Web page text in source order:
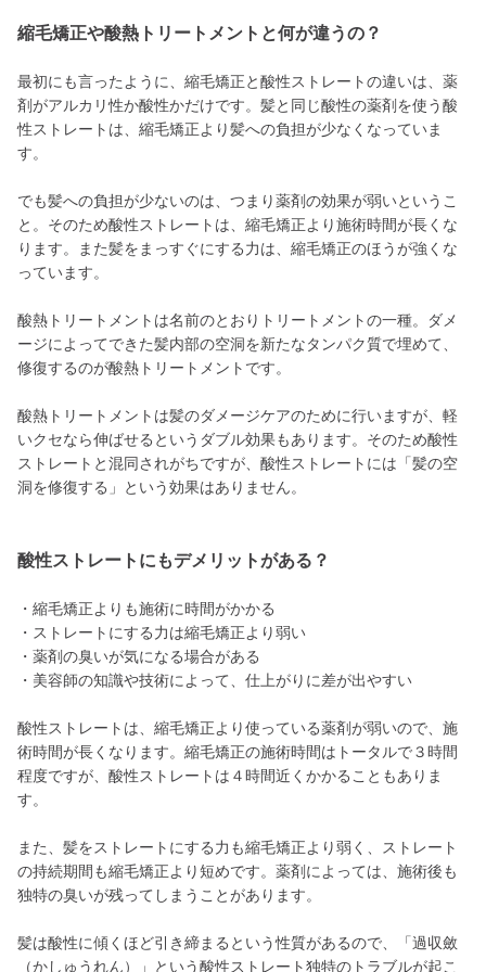
縮毛矯正や酸熱トリートメントと何が違うの？
最初にも言ったように、縮毛矯正と酸性ストレートの違いは、薬
剤がアルカリ性か酸性かだけです。髪と同じ酸性の薬剤を使う酸
性ストレートは、縮毛矯正より髪への負担が少なくなっていま
す。
でも髪への負担が少ないのは、つまり薬剤の効果が弱いというこ
と。そのため酸性ストレートは、縮毛矯正より施術時間が長くな
ります。また髪をまっすぐにする力は、縮毛矯正のほうが強くな
っています。
酸熱トリートメントは名前のとおりトリートメントの一種。ダメ
ージによってできた髪内部の空洞を新たなタンパク質で埋めて、
修復するのが酸熱トリートメントです。
酸熱トリートメントは髪のダメージケアのために行いますが、軽
いクセなら伸ばせるというダブル効果もあります。そのため酸性
ストレートと混同されがちですが、酸性ストレートには「髪の空
洞を修復する」という効果はありません。
酸性ストレートにもデメリットがある？
・縮毛矯正よりも施術に時間がかかる
・ストレートにする力は縮毛矯正より弱い
・薬剤の臭いが気になる場合がある
・美容師の知識や技術によって、仕上がりに差が出やすい
酸性ストレートは、縮毛矯正より使っている薬剤が弱いので、施
術時間が長くなります。縮毛矯正の施術時間はトータルで３時間
程度ですが、酸性ストレートは４時間近くかかることもありま
す。
また、髪をストレートにする力も縮毛矯正より弱く、ストレート
の持続期間も縮毛矯正より短めです。薬剤によっては、施術後も
独特の臭いが残ってしまうことがあります。
髪は酸性に傾くほど引き締まるという性質があるので、「過収斂
（かしゅうれん）」という酸性ストレート独特のトラブルが起こ